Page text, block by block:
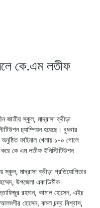
কে.এম লতীফ
জাতীয় স্কুল, মাদ্রাসা ক্রীড়া
চ্যাম্পিয়ন হয়েছে। বুধবার
অনুষ্ঠিত ফাইনাল খেলায় ১-০ গোলে
কে এম লতীফ ইনিস্টিটিউশন
মাদ্রাসা ক্রীড়া প্রতিযোগিতার
উপজেলা একাডিমীক
রহমান, কামাল হোসেন, এইচ
হোসেন, কমল চন্দ্র বিশ্বাস,